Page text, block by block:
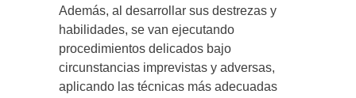
Además, al desarrollar sus destrezas y
habilidades, se van ejecutando
procedimientos delicados bajo
circunstancias imprevistas y adversas,
aplicando las técnicas más adecuadas